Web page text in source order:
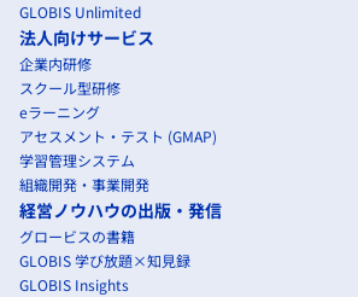
GLOBIS Unlimited
法人向けサービス
企業内研修
スクール型研修
eラーニング
アセスメント・テスト (GMAP)
学習管理システム
組織開発・事業開発
経営ノウハウの出版・発信
グロービスの書籍
GLOBIS 学び放題×知見録
GLOBIS Insights